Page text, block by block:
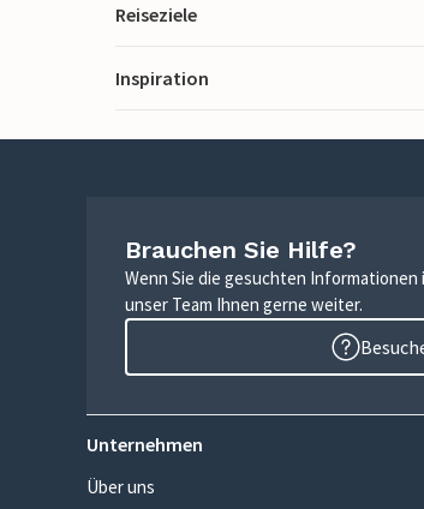
Reiseziele
Inspiration
Brauchen Sie Hilfe?
Wenn Sie die gesuchten
unser Team Ihnen gerne weiter.
Unternehmen
Über uns